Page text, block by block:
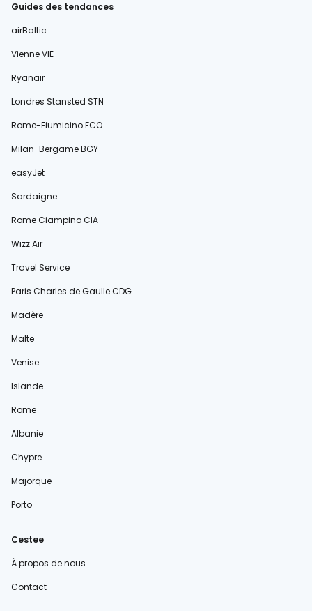
Guides des tendances
airBaltic
Vienne VIE
Ryanair
Londres Stansted STN
Rome-Fiumicino FCO
Milan-Bergame BGY
easyJet
Sardaigne
Rome Ciampino CIA
Wizz Air
Travel Service
Paris Charles de Gaulle CDG
Madère
Malte
Venise
Islande
Rome
Albanie
Chypre
Majorque
Porto
Cestee
À propos de nous
Contact